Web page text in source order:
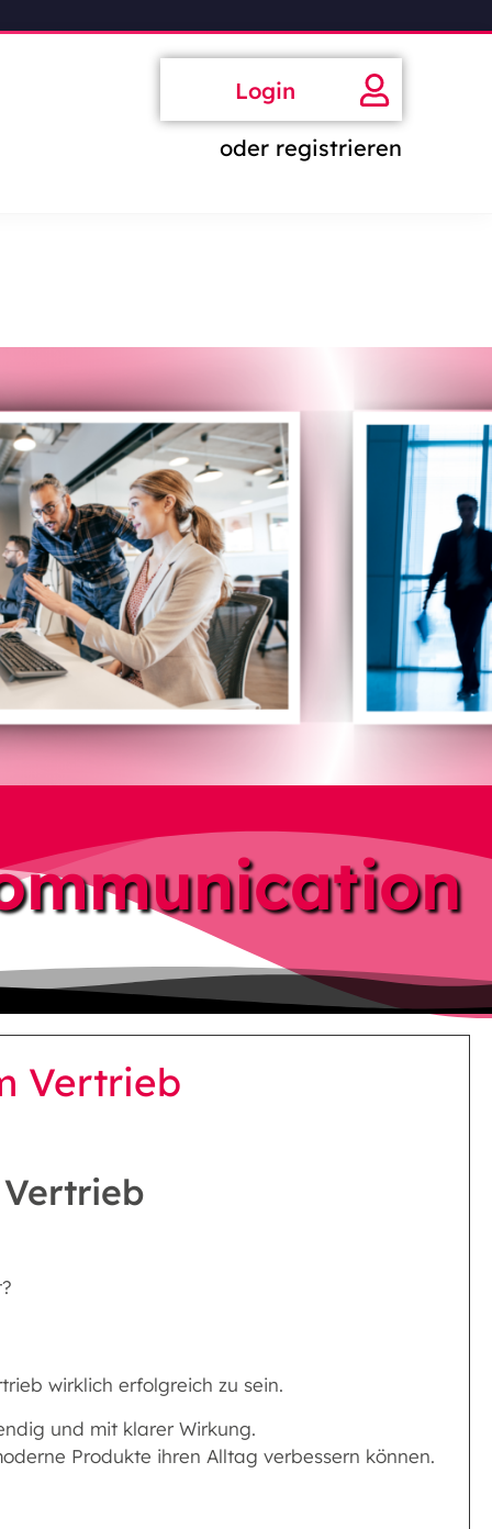
Login
oder registrieren
Vertrieb
wirklich erfolgreich zu sein.
und mit klarer Wirkung.
Produkte ihren Alltag verbessern können.